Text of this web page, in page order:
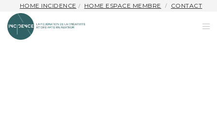
HOME INCIDENCE HOME ESPACE MEMBRE CONTACT